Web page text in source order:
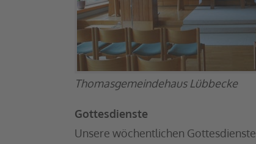
Thomasgemeindehaus Lübbecke
Gottesdienste
Unsere wöchentlichen Gottesdienste